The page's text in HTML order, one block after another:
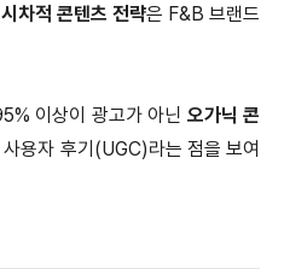
차적 콘텐츠 전략은 F&B 브랜드
이상이 광고가 아닌 오가닉 콘
용자 후기(UGC)라는 점을 보여